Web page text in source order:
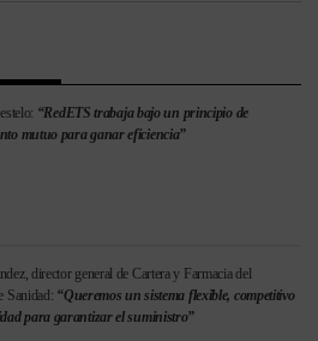
“RedETS trabaja bajo un principio de
mutuo para ganar eficiencia”
director general de Cartera y Farmacia del
Sanidad: “Queremos un sistema flexible, competitivo
para garantizar el suministro”